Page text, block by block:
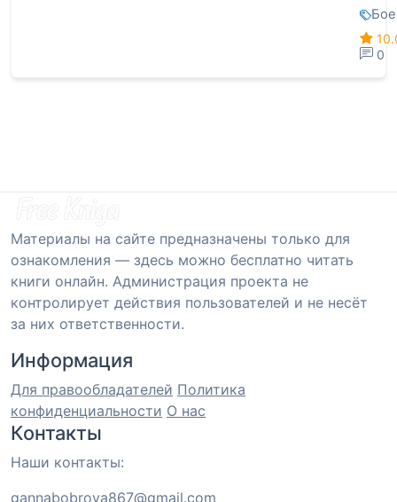
0
Материалы на сайте предназначены только для
ознакомления — здесь можно бесплатно читать
книги онлайн. Администрация проекта не
контролирует действия пользователей и не несёт
за них ответственности.
Информация
Для правообладателей Политика
конфиденциальности О нас
Контакты
Наши контакты:
gannabobrova867@gmail.com